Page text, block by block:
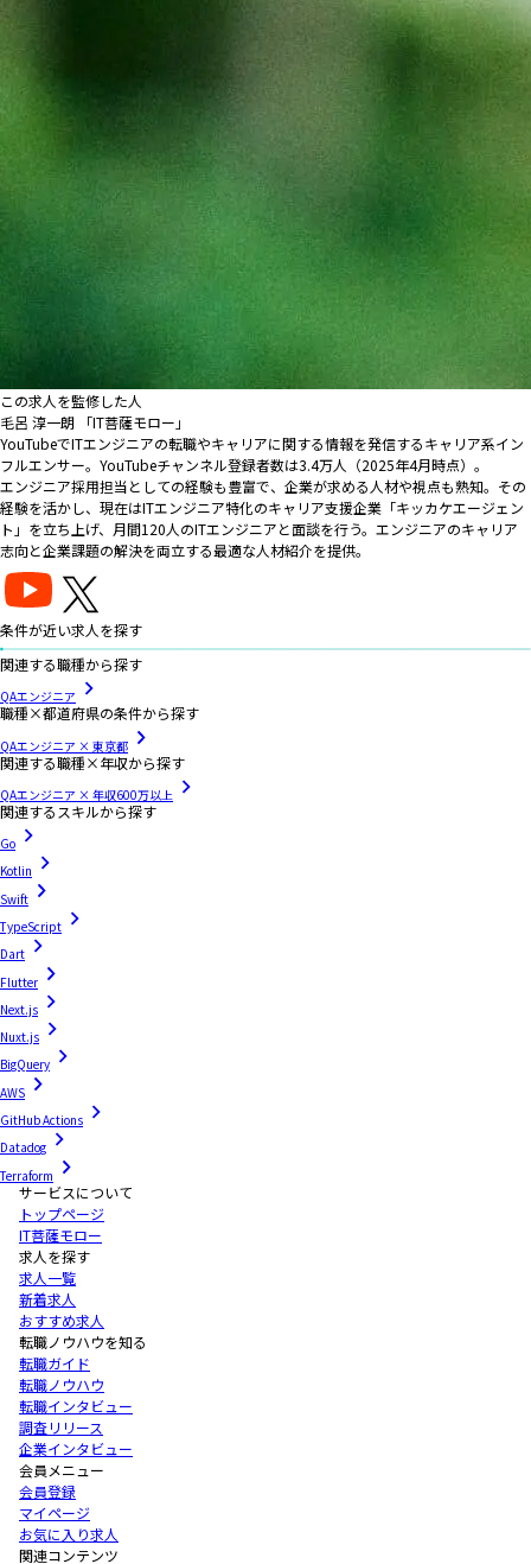
この求人を監修した人
毛呂 淳一朗 「IT菩薩モロー」
YouTubeでITエンジニアの転職やキャリアに関する情報を発信するキャリア系イン
フルエンサー。YouTubeチャンネル登録者数は3.4万人（2025年4月時点）。
エンジニア採用担当としての経験も豊富で、企業が求める人材や視点も熟知。その
経験を活かし、現在はITエンジニア特化のキャリア支援企業「キッカケエージェン
ト」を立ち上げ、月間120人のITエンジニアと面談を行う。エンジニアのキャリア
志向と企業課題の解決を両立する最適な人材紹介を提供。
条件が近い求人を探す
関連する職種から探す
QAエンジニア
職種×都道府県の条件から探す
QAエンジニア × 東京都
関連する職種×年収から探す
QAエンジニア × 年収600万以上
関連するスキルから探す
Go
Kotlin
Swift
TypeScript
Dart
Flutter
Next.js
Nuxt.js
BigQuery
AWS
GitHub Actions
Datadog
Terraform
サービスについて
トップページ
IT菩薩モロー
求人を探す
求人一覧
新着求人
おすすめ求人
転職ノウハウを知る
転職ガイド
転職ノウハウ
転職インタビュー
調査リリース
企業インタビュー
会員メニュー
会員登録
マイページ
お気に入り求人
関連コンテンツ